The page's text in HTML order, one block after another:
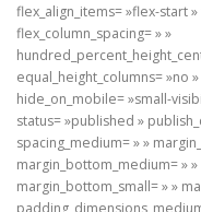
flex_align_items= »flex-start
flex_column_spacing= » »
equal_height_columns= »no
hide_on_mobile= »small-
status= »published »
spacing_medium= » »
margin_bottom_medium= » »
margin_bottom_small= » »